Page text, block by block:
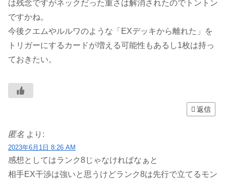
は残念ですがネックだった重さは解消されたのでトントン
ですかね。
今後クエムやルルワのような「EXデッキから離れた」を
トリガーにするカードが増える可能性もあるし1枚は持っ
ておきたい。
返信
匿名 より:
2023年6月1日 8:26 AM
感想としてはランク8じゃなければなぁと
相手EX干渉は強いと思うけどランク8は先行で立てるモン